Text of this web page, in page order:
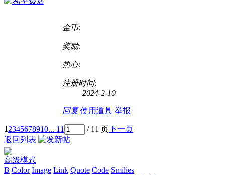
金币:
奖励:
热心:
注册时间:
2024-2-10
回复 使用道具 举报
12345678910... 11 / 11 页下一页
返回列表
高级模式
B Color Image Link Quote Code Smilies